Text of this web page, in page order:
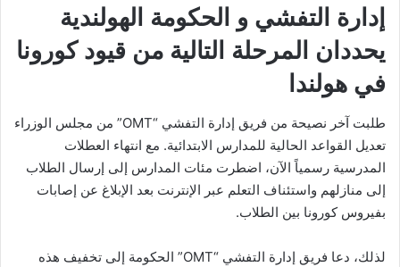
إدارة التفشي و الحكومة الهولندية
يحددان المرحلة التالية من قيود كورونا
في هولندا
طلبت آخر نصيحة من فريق إدارة التفشي “OMT” من مجلس الوزراء
تعديل القواعد الحالية للمدارس الابتدائية. مع انتهاء العطلات
المدرسية رسمياً الآن، اضطرت مئات المدارس إلى إرسال الطلاب
إلى منازلهم واستئناف التعلم عبر الإنترنت بعد الإبلاغ عن إصابات
بفيروس كورونا بين الطلاب.
لذلك، دعا فريق إدارة التفشي “OMT” الحكومة إلى تخفيف هذه